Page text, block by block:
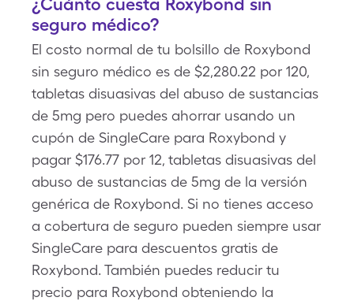
seguro médico?
El costo normal de tu bolsillo de Roxybond
sin seguro médico es de $2,280.22 por 120,
tabletas disuasivas del abuso de sustancias
de 5mg pero puedes ahorrar usando un
cupón de SingleCare para Roxybond y
pagar $176.77 por 12, tabletas disuasivas del
abuso de sustancias de 5mg de la versión
genérica de Roxybond. Si no tienes acceso
a cobertura de seguro pueden siempre usar
SingleCare para descuentos gratis de
Roxybond. También puedes reducir tu
precio para Roxybond obteniendo la